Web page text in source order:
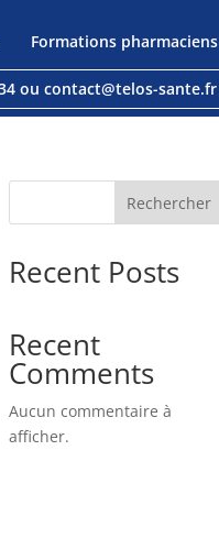
Formations pharmaciens
ou contact@telos-sante.fr
Rechercher
Recent Posts
Recent
Comments
Aucun commentaire à
afficher.